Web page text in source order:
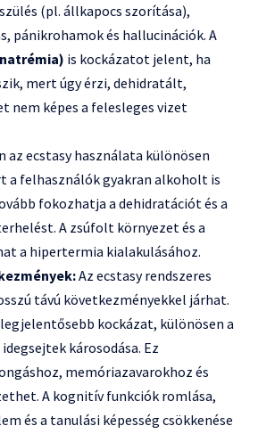
(pl. állkapocs szorítása),
pánikrohamok és hallucinációk. A
is kockázatot jelent, ha
mert úgy érzi, dehidratált,
nem képes a felesleges vizet
az ecstasy használata különösen
a felhasználók gyakran alkoholt is
fokozhatja a dehidratációt és a
A zsúfolt környezet és a
a hipertermia kialakulásához.
Az ecstasy rendszeres
távú következményekkel járhat.
kockázat, különösen a
károsodása. Ez
memóriazavarokhoz és
A kognitív funkciók romlása,
és a tanulási képesség csökkenése